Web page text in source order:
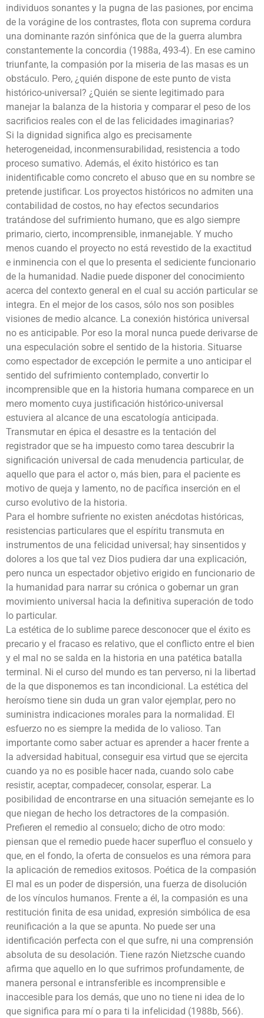
individuos sonantes y la pugna de las pasiones, por encima
de la vorágine de los contrastes, flota con suprema cordura
una dominante razón sinfónica que de la guerra alumbra
constantemente la concordia (1988a, 493-4). En ese camino
triunfante, la compasión por la miseria de las masas es un
obstáculo. Pero, ¿quién dispone de este punto de vista
histórico-universal? ¿Quién se siente legitimado para
manejar la balanza de la historia y comparar el peso de los
sacrificios reales con el de las felicidades imaginarias?
Si la dignidad significa algo es precisamente
heterogeneidad, inconmensurabilidad, resistencia a todo
proceso sumativo. Además, el éxito histórico es tan
inidentificable como concreto el abuso que en su nombre se
pretende justificar. Los proyectos históricos no admiten una
contabilidad de costos, no hay efectos secundarios
tratándose del sufrimiento humano, que es algo siempre
primario, cierto, incomprensible, inmanejable. Y mucho
menos cuando el proyecto no está revestido de la exactitud
e inminencia con el que lo presenta el sediciente funcionario
de la humanidad. Nadie puede disponer del conocimiento
acerca del contexto general en el cual su acción particular se
integra. En el mejor de los casos, sólo nos son posibles
visiones de medio alcance. La conexión histórica universal
no es anticipable. Por eso la moral nunca puede derivarse de
una especulación sobre el sentido de la historia. Situarse
como espectador de excepción le permite a uno anticipar el
sentido del sufrimiento contemplado, convertir lo
incomprensible que en la historia humana comparece en un
mero momento cuya justificación histórico-universal
estuviera al alcance de una escatología anticipada.
Transmutar en épica el desastre es la tentación del
registrador que se ha impuesto como tarea descubrir la
significación universal de cada menudencia particular, de
aquello que para el actor o, más bien, para el paciente es
motivo de queja y lamento, no de pacífica inserción en el
curso evolutivo de la historia.
Para el hombre sufriente no existen anécdotas históricas,
resistencias particulares que el espíritu transmuta en
instrumentos de una felicidad universal; hay sinsentidos y
dolores a los que tal vez Dios pudiera dar una explicación,
pero nunca un espectador objetivo erigido en funcionario de
la humanidad para narrar su crónica o gobernar un gran
movimiento universal hacia la definitiva superación de todo
lo particular.
La estética de lo sublime parece desconocer que el éxito es
precario y el fracaso es relativo, que el conflicto entre el bien
y el mal no se salda en la historia en una patética batalla
terminal. Ni el curso del mundo es tan perverso, ni la libertad
de la que disponemos es tan incondicional. La estética del
heroísmo tiene sin duda un gran valor ejemplar, pero no
suministra indicaciones morales para la normalidad. El
esfuerzo no es siempre la medida de lo valioso. Tan
importante como saber actuar es aprender a hacer frente a
la adversidad habitual, conseguir esa virtud que se ejercita
cuando ya no es posible hacer nada, cuando solo cabe
resistir, aceptar, compadecer, consolar, esperar. La
posibilidad de encontrarse en una situación semejante es lo
que niegan de hecho los detractores de la compasión.
Prefieren el remedio al consuelo; dicho de otro modo:
piensan que el remedio puede hacer superfluo el consuelo y
que, en el fondo, la oferta de consuelos es una rémora para
la aplicación de remedios exitosos. Poética de la compasión
El mal es un poder de dispersión, una fuerza de disolución
de los vínculos humanos. Frente a él, la compasión es una
restitución finita de esa unidad, expresión simbólica de esa
reunificación a la que se apunta. No puede ser una
identificación perfecta con el que sufre, ni una comprensión
absoluta de su desolación. Tiene razón Nietzsche cuando
afirma que aquello en lo que sufrimos profundamente, de
manera personal e intransferible es incomprensible e
inaccesible para los demás, que uno no tiene ni idea de lo
que significa para mí o para ti la infelicidad (1988b, 566).